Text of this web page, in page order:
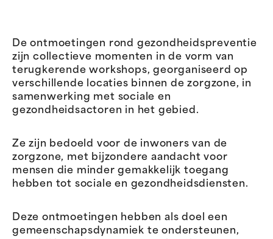
De ontmoetingen rond gezondheidspreventie
zijn collectieve momenten in de vorm van
terugkerende workshops, georganiseerd op
verschillende locaties binnen de zorgzone, in
samenwerking met sociale en
gezondheidsactoren in het gebied.
Ze zijn bedoeld voor de inwoners van de
zorgzone, met bijzondere aandacht voor
mensen die minder gemakkelijk toegang
hebben tot sociale en gezondheidsdiensten.
Deze ontmoetingen hebben als doel een
gemeenschapsdynamiek te ondersteunen,